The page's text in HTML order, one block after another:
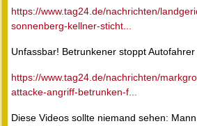
https://www.tag24.de/nachrichten/
sonnenberg-kellner-sticht...
Unfassbar! Betrunkener stoppt
https://www.tag24.de/nachrichten/
attacke-angriff-betrunken-f...
Diese Videos sollte niemand sehen: